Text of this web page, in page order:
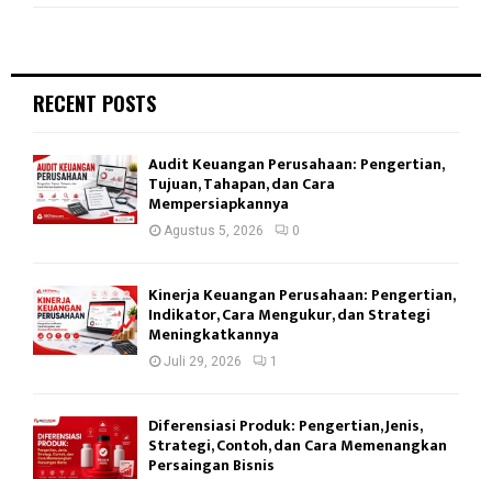
RECENT POSTS
Audit Keuangan Perusahaan: Pengertian,
Tujuan, Tahapan, dan Cara
Mempersiapkannya
Agustus 5, 2026 0
Kinerja Keuangan Perusahaan: Pengertian,
Indikator, Cara Mengukur, dan Strategi
Meningkatkannya
Juli 29, 2026 1
Diferensiasi Produk: Pengertian, Jenis,
Strategi, Contoh, dan Cara Memenangkan
Persaingan Bisnis